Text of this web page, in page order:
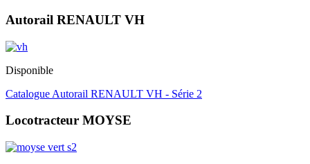
Autorail RENAULT VH
Disponible
Catalogue Autorail RENAULT VH - Série 2
Locotracteur MOYSE